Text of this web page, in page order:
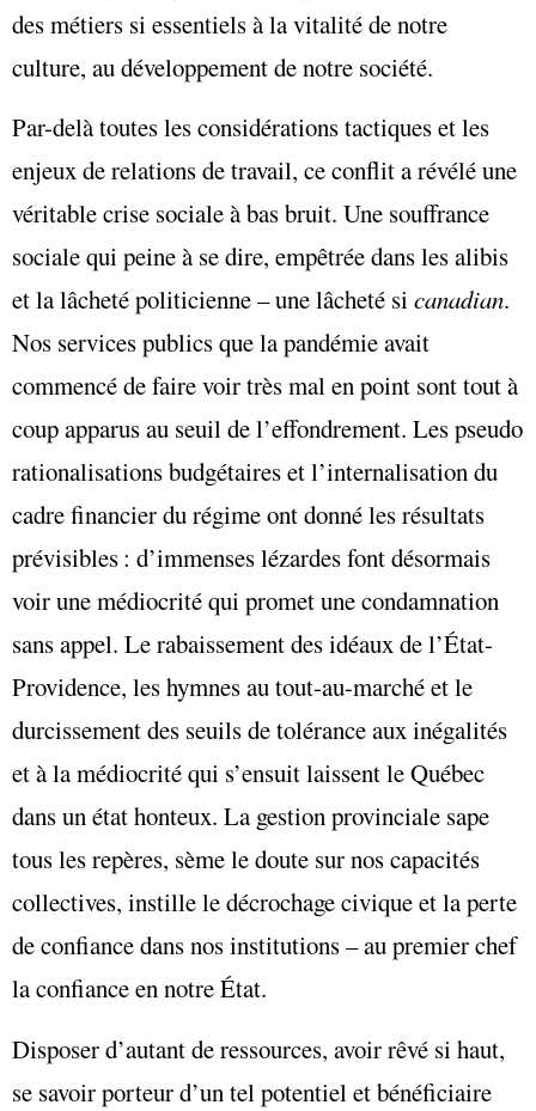
des métiers si essentiels à la vitalité de notre
culture, au développement de notre société.
Par-delà toutes les considérations tactiques et les
enjeux de relations de travail, ce conflit a révélé une
véritable crise sociale à bas bruit. Une souffrance
sociale qui peine à se dire, empêtrée dans les alibis
et la lâcheté politicienne – une lâcheté si canadian.
Nos services publics que la pandémie avait
commencé de faire voir très mal en point sont tout à
coup apparus au seuil de l’effondrement. Les pseudo
rationalisations budgétaires et l’internalisation du
cadre financier du régime ont donné les résultats
prévisibles : d’immenses lézardes font désormais
voir une médiocrité qui promet une condamnation
sans appel. Le rabaissement des idéaux de l’État-
Providence, les hymnes au tout-au-marché et le
durcissement des seuils de tolérance aux inégalités
et à la médiocrité qui s’ensuit laissent le Québec
dans un état honteux. La gestion provinciale sape
tous les repères, sème le doute sur nos capacités
collectives, instille le décrochage civique et la perte
de confiance dans nos institutions – au premier chef
la confiance en notre État.
Disposer d’autant de ressources, avoir rêvé si haut,
se savoir porteur d’un tel potentiel et bénéficiaire